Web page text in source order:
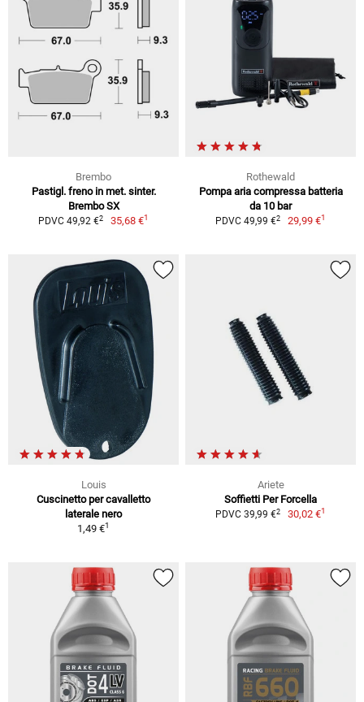
Brembo
Pastigl. freno in met. sinter.
Brembo SX
PDVC 49,92 €2 35,68 €1
Rothewald
Pompa aria compressa batteria
da 10 bar
PDVC 49,99 €2 29,99 €1
Louis
Cuscinetto per cavalletto
laterale nero
1,49 €1
Ariete
Soffietti Per Forcella
PDVC 39,99 €2 30,02 €1